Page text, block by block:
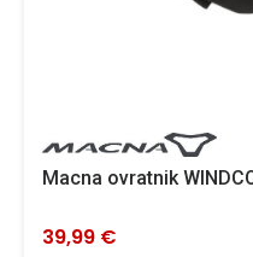
Macna ovratnik
39,99 €